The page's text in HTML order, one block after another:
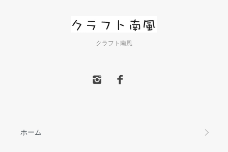
クラフト南風
ホーム